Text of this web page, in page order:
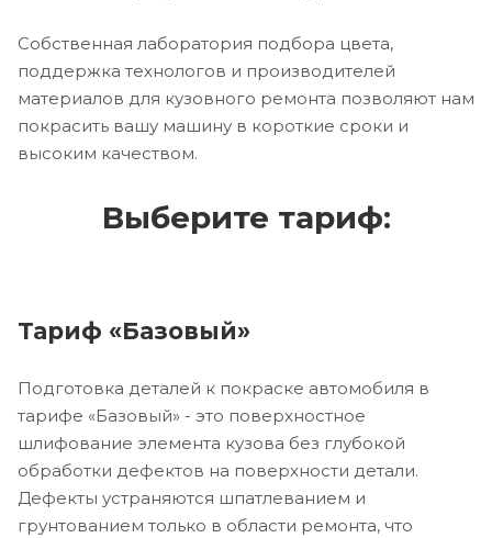
Собственная лаборатория подбора цвета,
поддержка технологов и производителей
материалов для кузовного ремонта позволяют нам
покрасить вашу машину в короткие сроки и
высоким качеством.
Выберите тариф:
Тариф «Базовый»
Подготовка деталей к покраске автомобиля в
тарифе «Базовый» - это поверхностное
шлифование элемента кузова без глубокой
обработки дефектов на поверхности детали.
Дефекты устраняются шпатлеванием и
грунтованием только в области ремонта, что